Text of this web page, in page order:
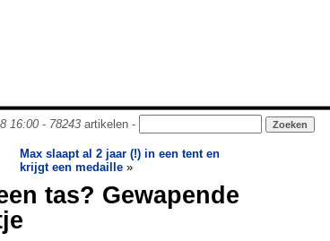
16:00- 78243artikelen -
Max slaapt al 2 jaar (!) in een tent en
krijgt een medaille »
tas? Gewapende